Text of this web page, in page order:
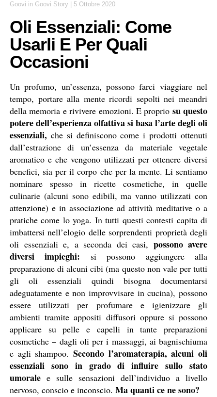
Goovi in Goovi Story 5 Ottobre 2020
Oli Essenziali: Come
Usarli E Per Quali
Occasioni
Un profumo, un’essenza, possono farci viaggiare nel
tempo, portare alla mente ricordi sepolti nei meandri
della memoria e rivivere emozioni. E proprio su questo
potere dell’esperienza olfattiva si basa l’arte degli oli
essenziali, che si definiscono come i prodotti ottenuti
dall’estrazione di un’essenza da materiale vegetale
aromatico e che vengono utilizzati per ottenere diversi
benefici, sia per il corpo che per la mente. Li sentiamo
nominare spesso in ricette cosmetiche, in quelle
culinarie (alcuni sono edibili, ma vanno utilizzati con
attenzione) e in associazione ad attività meditative o a
pratiche come lo yoga. In tutti questi contesti capita di
imbattersi nell’elogio delle sorprendenti proprietà degli
oli essenziali e, a seconda dei casi, possono avere
diversi impieghi: si possono aggiungere alla
preparazione di alcuni cibi (ma questo non vale per tutti
gli oli essenziali quindi bisogna documentarsi
adeguatamente e non improvvisare in cucina), possono
essere utilizzati per profumare e igienizzare gli
ambienti tramite appositi diffusori oppure si possono
applicare su pelle e capelli in tante preparazioni
cosmetiche – dagli oli per i massaggi, ai bagnischiuma
e agli shampoo. Secondo l’aromaterapia, alcuni oli
essenziali sono in grado di influire sullo stato
umorale e sulle sensazioni dell’individuo a livello
nervoso, conscio e inconscio. Ma quanti ce ne sono?